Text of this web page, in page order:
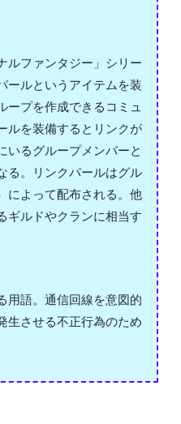
ルファンタジー」シリー
ールというアイテムを装
ープを作成できるコミュ
ルを装備するとリンクが
いるグループメンバーと
る。リンクパールはグル
によって配布される。他
ギルドやクランに相当す
用語。通信回線を意図的
生させる不正行為のため